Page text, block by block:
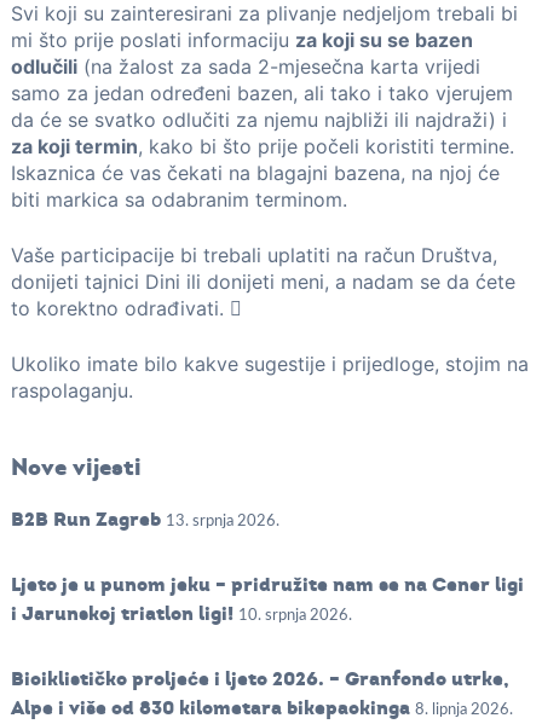
Svi koji su zainteresirani za plivanje nedjeljom trebali bi
mi što prije poslati informaciju za koji su se bazen
odlučili(na žalost za sada 2-mjesečna karta vrijedi
samo za jedan određeni bazen, ali tako i tako vjerujem
da će se svatko odlučiti za njemu najbliži ili najdraži) i
za koji termin, kako bi što prije počeli koristiti termine.
Iskaznica će vas čekati na blagajni bazena, na njoj će
biti markica sa odabranim terminom.
Vaše participacije bi trebali uplatiti na račun Društva,
donijeti tajnici Dini ili donijeti meni, a nadam se da ćete
to korektno odrađivati. 
Ukoliko imate bilo kakve sugestije i prijedloge, stojim na
raspolaganju.
Nove vijesti
B2B Run Zagreb 13. srpnja 2026.
Ljeto je u punom jeku – pridružite nam se na Cener ligi
i Jarunskoj triatlon ligi! 10. srpnja 2026.
Biciklističko proljeće i ljeto 2026. – Granfondo utrke,
Alpe i više od 830 kilometara bikepackinga 8. lipnja 2026.